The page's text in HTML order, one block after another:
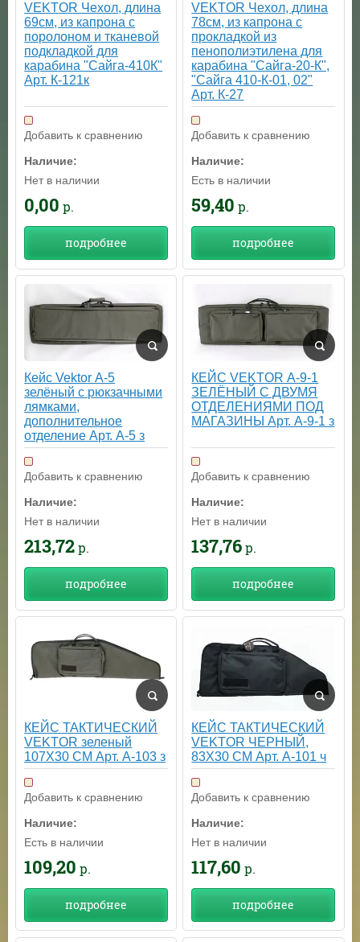
VEKTOR Чехол, длина
69см, из капрона с
поролоном и тканевой
подкладкой для
карабина "Сайга-410К"
Арт. К-121к
Добавить к сравнению
Наличие:
Нет в наличии
0,00 р.
подробнее
VEKTOR Чехол, длина
78см, из капрона с
прокладкой из
пенополиэтилена для
карабина "Сайга-20-К",
"Сайга 410-К-01, 02"
Арт. К-27
Добавить к сравнению
Наличие:
Есть в наличии
59,40 р.
подробнее
Кейс Vektor А-5
зелёный с рюкзачными
лямками,
дополнительное
отделение Арт. А-5 з
Добавить к сравнению
Наличие:
Нет в наличии
213,72р.
подробнее
КЕЙС VEKTOR А-9-1
ЗЕЛЁНЫЙ С ДВУМЯ
ОТДЕЛЕНИЯМИ ПОД
МАГАЗИНЫ Арт. А-9-1 з
Добавить к сравнению
Наличие:
Нет в наличии
137,76 р.
подробнее
КЕЙС ТАКТИЧЕСКИЙ
VEKTOR зеленый
107Х30 СМ Арт. А-103 з
Добавить к сравнению
Наличие:
Есть в наличии
109,20 р.
подробнее
КЕЙС ТАКТИЧЕСКИЙ
VEKTOR ЧЕРНЫЙ,
83Х30 СМ Арт. А-101 ч
Добавить к сравнению
Наличие:
Нет в наличии
117,60 р.
подробнее